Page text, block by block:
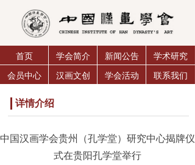
首页 学会简介 新闻公告
学术研究
会员中心
汉画文创 学会活动 联系我们
中国汉画学会贵州（孔学堂）研究中心揭牌仪
式在贵阳孔学堂举行
详情介绍